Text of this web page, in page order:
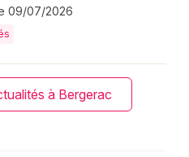
09/07/2026
à Bergerac